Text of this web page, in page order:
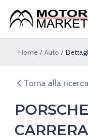
contenuto
Home Auto
Torna alla ricerca